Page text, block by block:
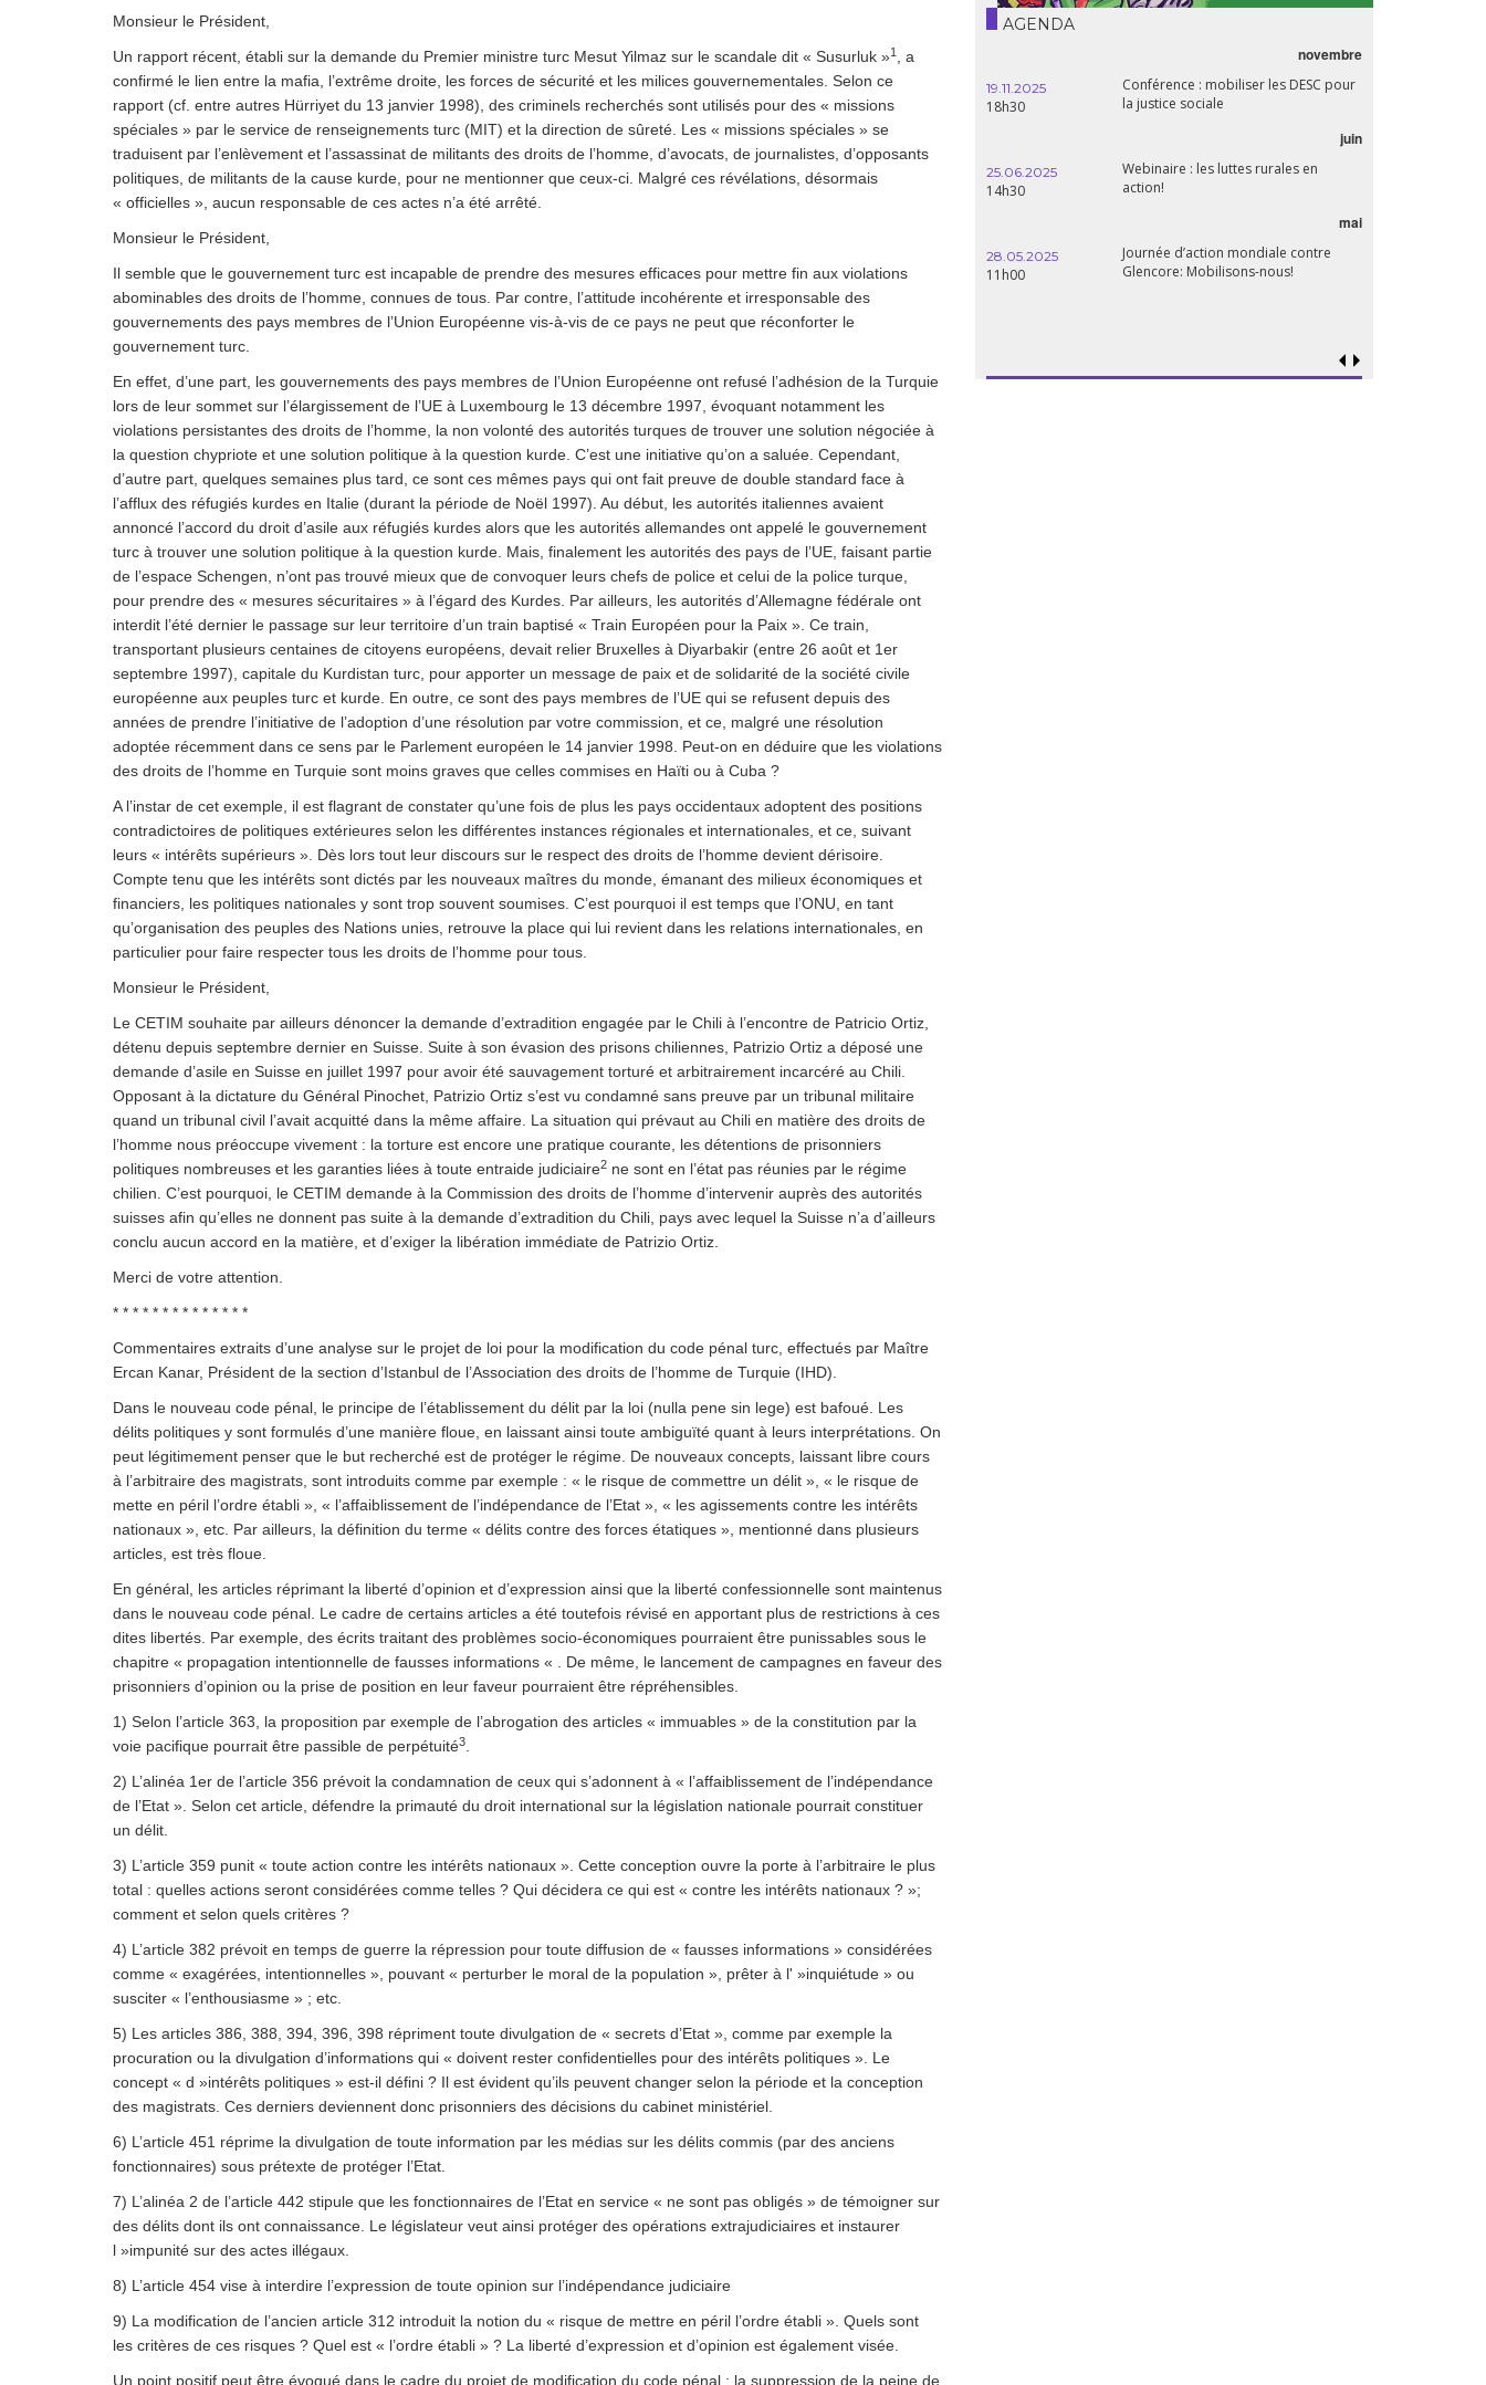
Nigeria
Palestine
Pérou
Turquie
Monsieur le Président,
Un rapport récent, établi sur la demande du Premier ministre turc Mesut Yilmaz sur le scandale dit « Susurluk »1
, a
confirmé le lien entre la mafia, l’extrême droite, les forces de sécurité et les milices gouvernementales. Selon ce
rapport (cf. entre autres Hürriyet du 13 janvier 1998), des criminels recherchés sont utilisés pour des « missions
spéciales » par le service de renseignements turc (MIT) et la direction de sûreté. Les « missions spéciales » se
traduisent par l’enlèvement et l’assassinat de militants des droits de l’homme, d’avocats, de journalistes, d’opposants
politiques, de militants de la cause kurde, pour ne mentionner que ceux-ci. Malgré ces révélations, désormais
« officielles », aucun responsable de ces actes n’a été arrêté.
Monsieur le Président,
Il semble que le gouvernement turc est incapable de prendre des mesures efficaces pour mettre fin aux violations
abominables des droits de l’homme, connues de tous. Par contre, l’attitude incohérente et irresponsable des
gouvernements des pays membres de l’Union Européenne vis-à-vis de ce pays ne peut que réconforter le
gouvernement turc.
En effet, d’une part, les gouvernements des pays membres de l’Union Européenne ont refusé l’adhésion de la Turquie
lors de leur sommet sur l’élargissement de l’UE à Luxembourg le 13 décembre 1997, évoquant notamment les
violations persistantes des droits de l’homme, la non volonté des autorités turques de trouver une solution négociée à
la question chypriote et une solution politique à la question kurde. C’est une initiative qu’on a saluée. Cependant,
d’autre part, quelques semaines plus tard, ce sont ces mêmes pays qui ont fait preuve de double standard face à
l’afflux des réfugiés kurdes en Italie (durant la période de Noël 1997). Au début, les autorités italiennes avaient
annoncé l’accord du droit d’asile aux réfugiés kurdes alors que les autorités allemandes ont appelé le gouvernement
turc à trouver une solution politique à la question kurde. Mais, finalement les autorités des pays de l’UE, faisant partie
de l’espace Schengen, n’ont pas trouvé mieux que de convoquer leurs chefs de police et celui de la police turque,
pour prendre des « mesures sécuritaires » à l’égard des Kurdes. Par ailleurs, les autorités d’Allemagne fédérale ont
interdit l’été dernier le passage sur leur territoire d’un train baptisé « Train Européen pour la Paix ». Ce train,
transportant plusieurs centaines de citoyens européens, devait relier Bruxelles à Diyarbakir (entre 26 août et 1er
septembre 1997), capitale du Kurdistan turc, pour apporter un message de paix et de solidarité de la société civile
européenne aux peuples turc et kurde. En outre, ce sont des pays membres de l’UE qui se refusent depuis des
années de prendre l’initiative de l’adoption d’une résolution par votre commission, et ce, malgré une résolution
adoptée récemment dans ce sens par le Parlement européen le 14 janvier 1998. Peut-on en déduire que les violations
des droits de l’homme en Turquie sont moins graves que celles commises en Haïti ou à Cuba ?
A l’instar de cet exemple, il est flagrant de constater qu’une fois de plus les pays occidentaux adoptent des positions
contradictoires de politiques extérieures selon les différentes instances régionales et internationales, et ce, suivant
leurs « intérêts supérieurs ». Dès lors tout leur discours sur le respect des droits de l’homme devient dérisoire.
Compte tenu que les intérêts sont dictés par les nouveaux maîtres du monde, émanant des milieux économiques et
financiers, les politiques nationales y sont trop souvent soumises. C’est pourquoi il est temps que l’ONU, en tant
qu’organisation des peuples des Nations unies, retrouve la place qui lui revient dans les relations internationales, en
particulier pour faire respecter tous les droits de l’homme pour tous.
Monsieur le Président,
Le CETIM souhaite par ailleurs dénoncer la demande d’extradition engagée par le Chili à l’encontre de Patricio Ortiz,
détenu depuis septembre dernier en Suisse. Suite à son évasion des prisons chiliennes, Patrizio Ortiz a déposé une
demande d’asile en Suisse en juillet 1997 pour avoir été sauvagement torturé et arbitrairement incarcéré au Chili.
Opposant à la dictature du Général Pinochet, Patrizio Ortiz s’est vu condamné sans preuve par un tribunal militaire
quand un tribunal civil l’avait acquitté dans la même affaire. La situation qui prévaut au Chili en matière des droits de
l’homme nous préoccupe vivement : la torture est encore une pratique courante, les détentions de prisonniers
politiques nombreuses et les garanties liées à toute entraide judiciaire2 ne sont en l’état pas réunies par le régime
chilien. C’est pourquoi, le CETIM demande à la Commission des droits de l’homme d’intervenir auprès des autorités
suisses afin qu’elles ne donnent pas suite à la demande d’extradition du Chili, pays avec lequel la Suisse n’a d’ailleurs
conclu aucun accord en la matière, et d’exiger la libération immédiate de Patrizio Ortiz.
Merci de votre attention.
* * * * * * * * * * * * * *
Commentaires extraits d’une analyse sur le projet de loi pour la modification du code pénal turc, effectués par Maître
Ercan Kanar, Président de la section d’Istanbul de l’Association des droits de l’homme de Turquie (IHD).
Dans le nouveau code pénal, le principe de l’établissement du délit par la loi (nulla pene sin lege) est bafoué. Les
délits politiques y sont formulés d’une manière floue, en laissant ainsi toute ambiguïté quant à leurs interprétations. On
peut légitimement penser que le but recherché est de protéger le régime. De nouveaux concepts, laissant libre cours
à l’arbitraire des magistrats, sont introduits comme par exemple : « le risque de commettre un délit », « le risque de
mette en péril l’ordre établi », « l’affaiblissement de l’indépendance de l’Etat », « les agissements contre les intérêts
nationaux », etc. Par ailleurs, la définition du terme « délits contre des forces étatiques », mentionné dans plusieurs
articles, est très floue.
En général, les articles réprimant la liberté d’opinion et d’expression ainsi que la liberté confessionnelle sont maintenus
dans le nouveau code pénal. Le cadre de certains articles a été toutefois révisé en apportant plus de restrictions à ces
dites libertés. Par exemple, des écrits traitant des problèmes socio-économiques pourraient être punissables sous le
chapitre « propagation intentionnelle de fausses informations « . De même, le lancement de campagnes en faveur des
prisonniers d’opinion ou la prise de position en leur faveur pourraient être répréhensibles.
1) Selon l’article 363, la proposition par exemple de l’abrogation des articles « immuables » de la constitution par la
voie pacifique pourrait être passible de perpétuité3
2) L’alinéa 1er de l’article 356 prévoit la condamnation de ceux qui s’adonnent à « l’affaiblissement de l’indépendance
de l’Etat ». Selon cet article, défendre la primauté du droit international sur la législation nationale pourrait constituer
un délit.
3) L’article 359 punit « toute action contre les intérêts nationaux ». Cette conception ouvre la porte à l’arbitraire le plus
total : quelles actions seront considérées comme telles ? Qui décidera ce qui est « contre les intérêts nationaux ? »;
comment et selon quels critères ?
4) L’article 382 prévoit en temps de guerre la répression pour toute diffusion de « fausses informations » considérées
comme « exagérées, intentionnelles », pouvant « perturber le moral de la population », prêter à l' »inquiétude » ou
susciter « l’enthousiasme » ; etc.
5) Les articles 386, 388, 394, 396, 398 répriment toute divulgation de « secrets d’Etat », comme par exemple la
procuration ou la divulgation d’informations qui « doivent rester confidentielles pour des intérêts politiques ». Le
concept « d »intérêts politiques » est-il défini ? Il est évident qu’ils peuvent changer selon la période et la conception
des magistrats. Ces derniers deviennent donc prisonniers des décisions du cabinet ministériel.
6) L’article 451 réprime la divulgation de toute information par les médias sur les délits commis (par des anciens
fonctionnaires) sous prétexte de protéger l’Etat.
7) L’alinéa 2 de l’article 442 stipule que les fonctionnaires de l’Etat en service « ne sont pas obligés » de témoigner sur
des délits dont ils ont connaissance. Le législateur veut ainsi protéger des opérations extrajudiciaires et instaurer
l »impunité sur des actes illégaux.
8) L’article 454 vise à interdire l’expression de toute opinion sur l’indépendance judiciaire
9) La modification de l’ancien article 312 introduit la notion du « risque de mettre en péril l’ordre établi ». Quels sont
les critères de ces risques ? Quel est « l’ordre établi » ? La liberté d’expression et d’opinion est également visée.
Un point positif peut être évoqué dans le cadre du projet de modification du code pénal : la suppression de la peine de
AGENDA
novembre
19.11.2025
18h30
Conférence : mobiliser les DESC pour
la justice sociale
juin
25.06.2025
14h30
Webinaire : les luttes rurales en
action!
mai
28.05.2025
11h00
Journée d’action mondiale contre
Glencore: Mobilisons-nous!